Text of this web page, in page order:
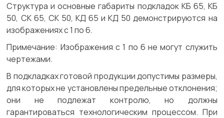
Структура и основные габариты подкладок КБ 65, КБ
50, СК 65, СК 50, КД 65 и КД 50 демонстрируются на
изображениях с 1 по 6.
Примечание: Изображения с 1 по 6 не могут служить
чертежами.
В подкладках готовой продукции допустимы размеры,
для которых не установлены предельные отклонения;
они не подлежат контролю, но должны
гарантироваться технологическим процессом. При